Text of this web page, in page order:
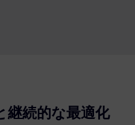
継続的な最適化